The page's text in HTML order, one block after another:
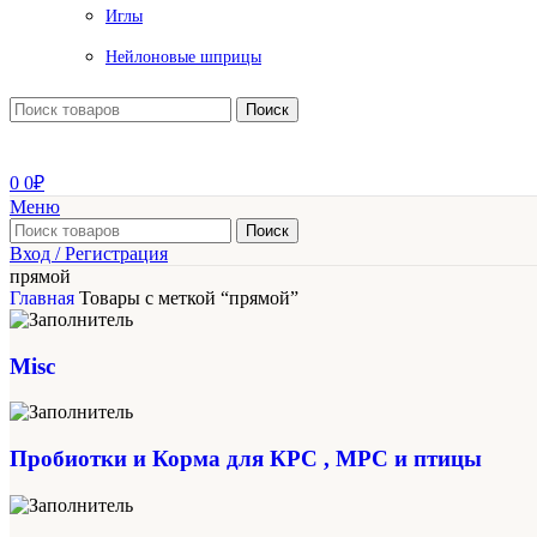
Иглы
Нейлоновые шприцы
Поиск
0 0₽
Меню
Поиск
Вход / Регистрация
прямой
Главная Товары с меткой “прямой”
Misc
Пробиотки и Корма для КРС , МРС и птицы